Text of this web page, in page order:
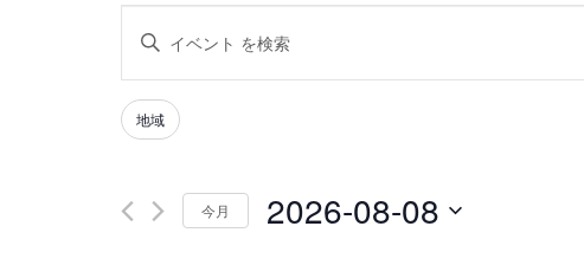
イ
ベ
ン
ト
検
ワ
ー
を
Filters
Changing
any
the
地域
今月 2026-08-08